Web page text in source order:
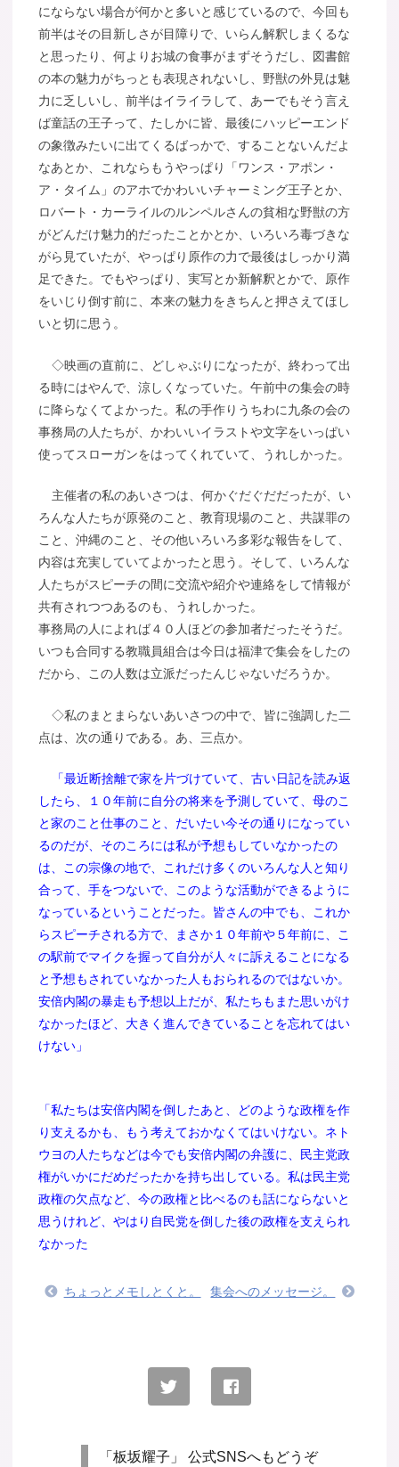
にならない場合が何かと多いと感じているので、今回も
前半はその目新しさが目障りで、いらん解釈しまくるな
と思ったり、何よりお城の食事がまずそうだし、図書館
の本の魅力がちっとも表現されないし、野獣の外見は魅
力に乏しいし、前半はイライラして、あーでもそう言え
ば童話の王子って、たしかに皆、最後にハッピーエンド
の象徴みたいに出てくるばっかで、することないんだよ
なあとか、これならもうやっぱり「ワンス・アポン・
ア・タイム」のアホでかわいいチャーミング王子とか、
ロバート・カーライルのルンペルさんの貧相な野獣の方
がどんだけ魅力的だったことかとか、いろいろ毒づきな
がら見ていたが、やっぱり原作の力で最後はしっかり満
足できた。でもやっぱり、実写とか新解釈とかで、原作
をいじり倒す前に、本来の魅力をきちんと押さえてほし
いと切に思う。
◇映画の直前に、どしゃぶりになったが、終わって出
る時にはやんで、涼しくなっていた。午前中の集会の時
に降らなくてよかった。私の手作りうちわに九条の会の
事務局の人たちが、かわいいイラストや文字をいっぱい
使ってスローガンをはってくれていて、うれしかった。
主催者の私のあいさつは、何かぐだぐだだったが、い
ろんな人たちが原発のこと、教育現場のこと、共謀罪の
こと、沖縄のこと、その他いろいろ多彩な報告をして、
内容は充実していてよかったと思う。そして、いろんな
人たちがスピーチの間に交流や紹介や連絡をして情報が
共有されつつあるのも、うれしかった。
事務局の人によれば４０人ほどの参加者だったそうだ。
いつも合同する教職員組合は今日は福津で集会をしたの
だから、この人数は立派だったんじゃないだろうか。
◇私のまとまらないあいさつの中で、皆に強調した二
点は、次の通りである。あ、三点か。
「最近断捨離で家を片づけていて、古い日記を読み返
したら、１０年前に自分の将来を予測していて、母のこ
と家のこと仕事のこと、だいたい今その通りになってい
るのだが、そのころには私が予想もしていなかったの
は、この宗像の地で、これだけ多くのいろんな人と知り
合って、手をつないで、このような活動ができるように
なっているということだった。皆さんの中でも、これか
らスピーチされる方で、まさか１０年前や５年前に、こ
の駅前でマイクを握って自分が人々に訴えることになる
と予想もされていなかった人もおられるのではないか。
安倍内閣の暴走も予想以上だが、私たちもまた思いがけ
なかったほど、大きく進んできていることを忘れてはい
けない」
「私たちは安倍内閣を倒したあと、どのような政権を作
り支えるかも、もう考えておかなくてはいけない。ネト
ウヨの人たちなどは今でも安倍内閣の弁護に、民主党政
権がいかにだめだったかを持ち出している。私は民主党
政権の欠点など、今の政権と比べるのも話にならないと
思うけれど、やはり自民党を倒した後の政権を支えられ
なかった
ちょっとメモしとくと。 集会へのメッセージ。
「板坂耀子」 公式SNSへもどうぞ